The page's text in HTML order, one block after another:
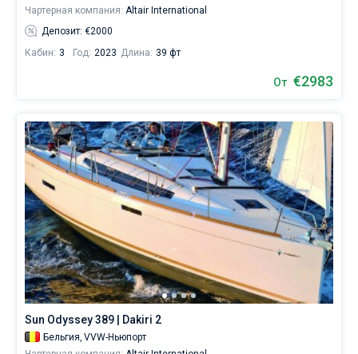
Чартерная компания: Altair International
Депозит: €2000
Кабин: 3 Год: 2023 Длина: 39 фт
От €2983
Sun Odyssey 389 | Dakiri 2
Бельгия, VVW-Ньюпорт